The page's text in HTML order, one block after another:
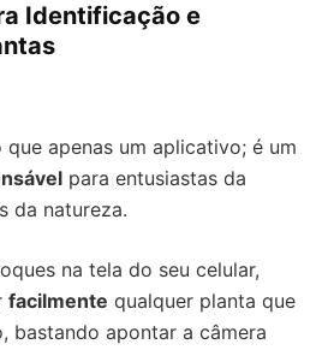
Identificação e
que apenas um aplicativo; é um
para entusiastas da
da natureza.
na tela do seu celular,
facilmente qualquer planta que
bastando apontar a câmera